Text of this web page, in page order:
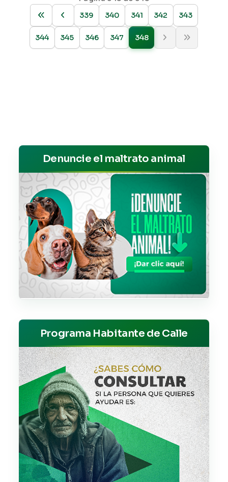
339
340 341 342 343
344 345 346 347 348
Denuncie el maltrato animal
Programa Habitante de Calle